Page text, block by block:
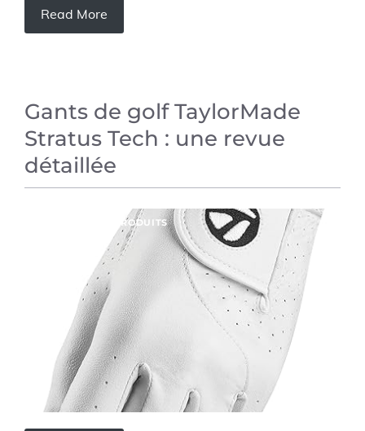
Read More
Gants de golf TaylorMade
Stratus Tech : une revue
détaillée
AVIS SUR LES PRODUITS